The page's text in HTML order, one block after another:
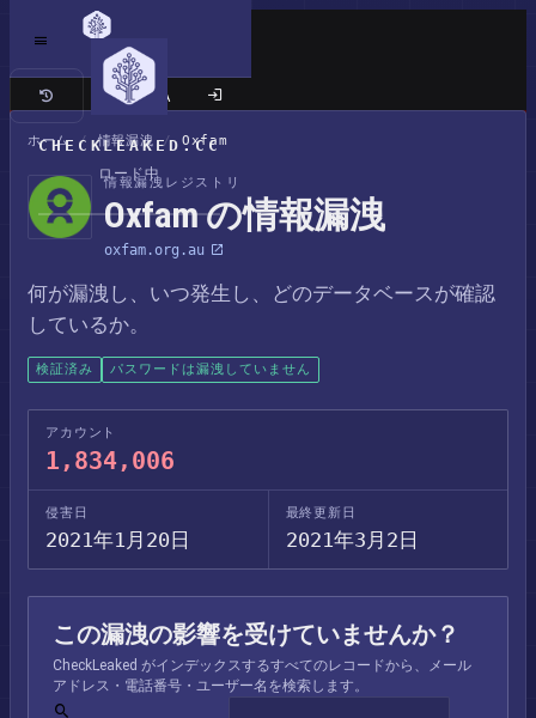
CHECKLEAKED.CC
ロード中
クラシックサイト
ホーム / 情報漏洩 / Oxfam
情報漏洩レジストリ
Oxfam の情報漏洩
oxfam.org.au
何が漏洩し、いつ発生し、どのデータベースが確認
しているか。
検証済み パスワードは漏洩していません
アカウント
1,834,006
侵害日
2021年1月20日
最終更新日
2021年3月2日
この漏洩の影響を受けていませんか？
CheckLeaked がインデックスするすべてのレコードから、メール
アドレス・電話番号・ユーザー名を検索します。